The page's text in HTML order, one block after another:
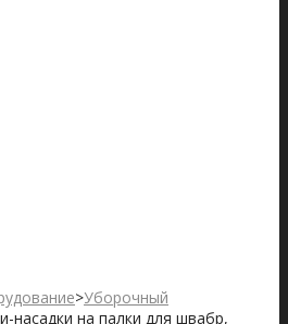
>Уборочный
насадки на палки для швабр,